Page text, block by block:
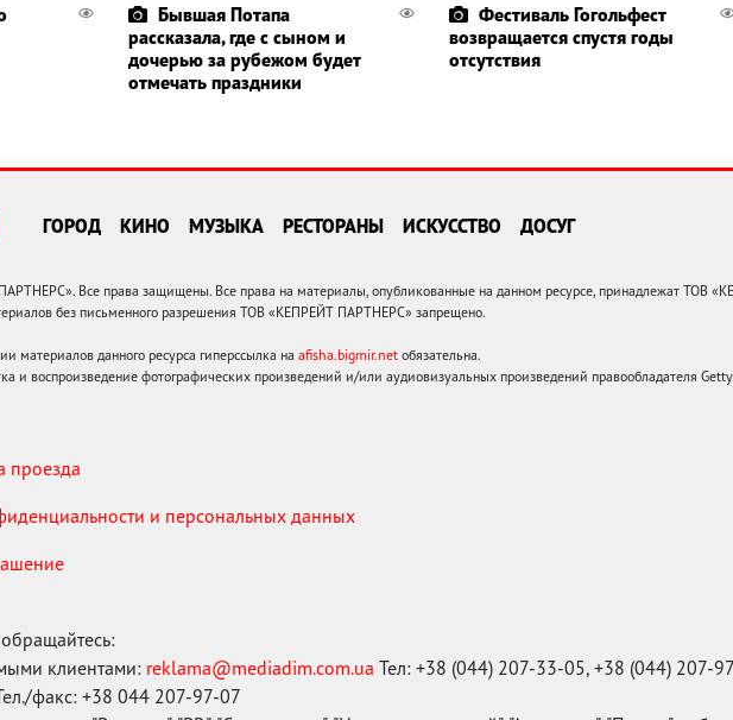
Бывшая Потапа
рассказала, где с сыном и
дочерью за рубежом будет
отмечать праздники
Фестиваль Гогольфест
возвращается спустя годы
отсутствия
ГОРОД КИНО МУЗЫКА РЕСТОРАНЫ ИСКУССТВО ДОСУГ
Все права защищены. Все права на материалы, опубликованные на данном ресурсе, принадлежат ТОВ
без письменного разрешения ТОВ «КЕПРЕЙТ ПАРТНЕРС» запрещено.
материалов данного ресурса гиперссылка на afisha.bigmir.net обязательна.
и воспроизведение фотографических произведений и/или аудиовизуальных произведений правообладателя
проезда
и персональных данных
клиентами: reklama@mediadim.com.ua Тел: +38 (044) 207-33-05, +38 (044) 207-
факс: +38 044 207-97-07